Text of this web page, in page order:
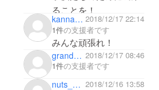
敦子ガンバレ‼︎
kanna5405 2018/12/17 22:14
1件の支援者です
みんな頑張れ！
grande_rk 2018/12/17 08:46
1件の支援者です
nuts_orange0517 2018/12/16 13:58